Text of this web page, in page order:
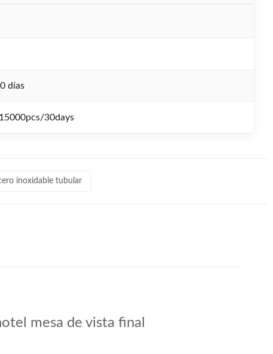
días
15000pcs/30days
inoxidable tubular
mesa de vista final